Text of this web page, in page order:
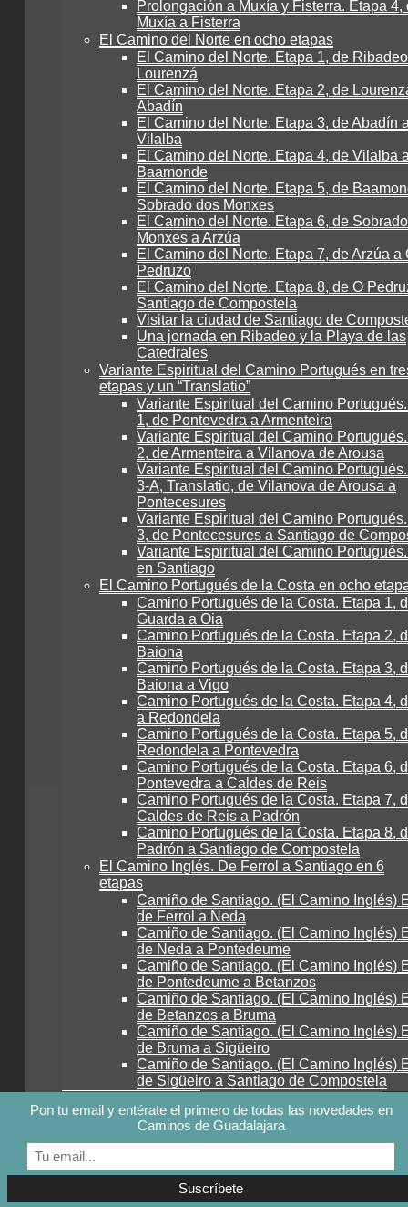
Prolongación a Muxía y Fisterra. Etapa 4,
Muxía a Fisterra
El Camino del Norte en ocho etapas
El Camino del Norte. Etapa 1, de
Lourenzá
El Camino del Norte. Etapa 2, de
Abadín
El Camino del Norte. Etapa 3, de Abadín
Vilalba
El Camino del Norte. Etapa 4, de Vilalba
Baamonde
El Camino del Norte. Etapa 5, de
Sobrado dos Monxes
El Camino del Norte. Etapa 6, de
Monxes a Arzúa
El Camino del Norte. Etapa 7, de Arzúa a
Pedruzo
El Camino del Norte. Etapa 8, de O
Santiago de Compostela
Visitar la ciudad de Santiago de
Una jornada en Ribadeo y la Playa de las
Catedrales
Variante Espiritual del Camino Portugués en
etapas y un “Translatio”
Variante Espiritual del Camino
1, de Pontevedra a Armenteira
Variante Espiritual del Camino
2, de Armenteira a Vilanova de Arousa
Variante Espiritual del Camino
3-A, Translatio, de Vilanova de Arousa a
Pontecesures
Variante Espiritual del Camino
3, de Pontecesures a Santiago de
Variante Espiritual del Camino
en Santiago
El Camino Portugués de la Costa en ocho
Camino Portugués de la Costa. Etapa 1,
Guarda a Oia
Camino Portugués de la Costa. Etapa 2,
Baiona
Camino Portugués de la Costa. Etapa 3,
Baiona a Vigo
Camino Portugués de la Costa. Etapa 4,
a Redondela
Camino Portugués de la Costa. Etapa 5,
Redondela a Pontevedra
Camino Portugués de la Costa. Etapa 6,
Pontevedra a Caldes de Reis
Camino Portugués de la Costa. Etapa 7,
Caldes de Reis a Padrón
Camino Portugués de la Costa. Etapa 8,
Padrón a Santiago de Compostela
El Camino Inglés. De Ferrol a Santiago en 6
etapas
Camiño de Santiago. (El Camino Inglés)
de Ferrol a Neda
Camiño de Santiago. (El Camino Inglés)
de Neda a Pontedeume
Camiño de Santiago. (El Camino Inglés)
de Pontedeume a Betanzos
Camiño de Santiago. (El Camino Inglés)
de Betanzos a Bruma
Camiño de Santiago. (El Camino Inglés)
de Bruma a Sigüeiro
Camiño de Santiago. (El Camino Inglés)
de Sigüeiro a Santiago de Compostela
Rutas en La Alcarria
Rutas en La Campiña
Los Grandes Senderos
GR-10 Senderos de la Miel
Pon tu email y entérate el primero de todas las novedades en
Caminos de Guadalajara